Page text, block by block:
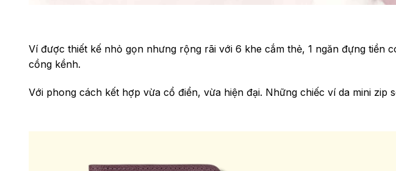
Ví được thiết kế nhỏ gọn nhưng rộng rãi với 6 khe cắm thẻ, 1 ngăn đựng tiền
cồng kềnh.
Với phong cách kết hợp vừa cổ điển, vừa hiện đại. Những chiếc ví da mini zip